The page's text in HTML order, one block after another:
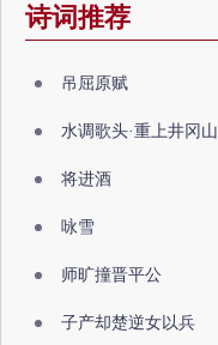
诗词推荐
吊屈原赋
水调歌头·重上井冈山
将进酒
咏雪
师旷撞晋平公
子产却楚逆女以兵